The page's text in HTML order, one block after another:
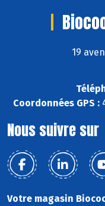
19
Coordonnées GPS :
Nous suivre sur
Votre magasin